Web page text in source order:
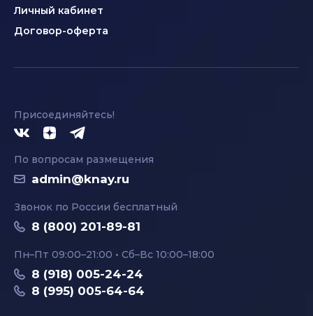
Личный кабинет
Договор-оферта
Присоединяйтесь!
По вопросам размещения
admin@knay.ru
Звонок по России бесплатный
8 (800) 201-89-81
Пн–Пт 09:00–21:00 • Сб–Вс 10:00–18:00
8 (918) 005-24-24
8 (995) 005-64-64